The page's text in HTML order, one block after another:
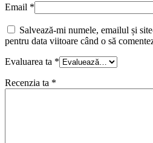
Email *
Salvează-mi numele, emailul și
pentru data viitoare când o să
Evaluarea ta *
Recenzia ta *